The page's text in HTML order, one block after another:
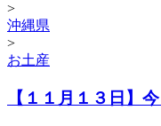
>
沖縄県
>
お土産
【１１月１３日】